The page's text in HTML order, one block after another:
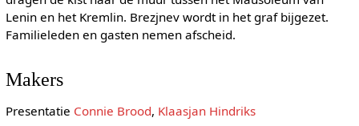
Lenin en het Kremlin. Brezjnev wordt in het graf bijgezet.
Familieleden en gasten nemen afscheid.
Makers
Presentatie Connie Brood, Klaasjan Hindriks